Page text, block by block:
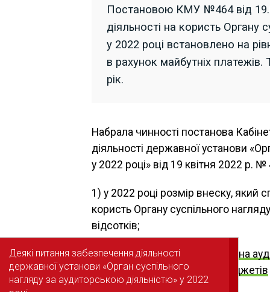
Постановою КМУ №464 від
діяльності на користь Органу
у 2022 році встановлено на
в рахунок майбутніх
рік.
Набрала чинності постанова
діяльності державної установи
у 2022 році» від 19 квітня 2022 р.
1) у 2022 році розмір внеску, який
користь Органу суспільного
відсотків;
Читайте також
Державна
виконання місцевих бюджетів
Деякі питання забезпечення діяльності
державної установи «Орган суспільного
нагляду за аудиторською діяльністю» у 2022
Деякі питання забезпечення діяльності
державної установи «Орган суспільного
нагляду за аудиторською діяльністю» у 2022